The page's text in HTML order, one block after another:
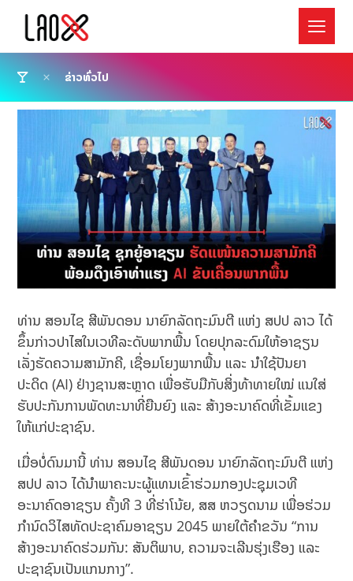
ຂ່າວທົ່ວໄປ
ທ່ານ ສອນໄຊ ສີພັນດອນ ນາຍົກລັດຖະມົນຕີ ແຫ່ງ ສປປ ລາວ ໄດ້
ຂຶ້ນກ່າວປາໄສໃນເວທີລະດັບພາກພື້ນ ໂດຍປຸກລະດົມໃຫ້ອາຊຽນ
ເລັ່ງຮັດຄວາມສາມັກຄີ, ເຊື່ອມໂຍງພາກພື້ນ ແລະ ນຳໃຊ້ປັນຍາ
ປະດິດ (AI) ຢ່າງຊານສະຫຼາດ ເພື່ອຮັບມືກັບສິ່ງທ້າທາຍໃໝ່ ແນໃສ່
ຮັບປະກັນການພັດທະນາທີ່ຍືນຍົງ ແລະ ສ້າງອະນາຄົດທີ່ເຂັ້ມແຂງ
ໃຫ້ແກ່ປະຊາຊົນ.
ເມື່ອບໍ່ດົນມານີ້ ທ່ານ ສອນໄຊ ສີພັນດອນ ນາຍົກລັດຖະມົນຕີ ແຫ່ງ
ສປປ ລາວ ໄດ້ນຳພາຄະນະຜູ້ແທນເຂົ້າຮ່ວມກອງປະຊຸມເວທີ
ອະນາຄົດອາຊຽນ ຄັ້ງທີ 3 ທີ່ຮ່າໂນ້ຍ, ສສ ຫວຽດນາມ ເພື່ອຮ່ວມ
ກຳນົດວິໄສທັດປະຊາຄົມອາຊຽນ 2045 ພາຍໃຕ້ຄໍາຂວັນ “ການ
ສ້າງອະນາຄົດຮ່ວມກັນ: ສັນຕິພາບ, ຄວາມຈະເລີນຮຸ່ງເຮືອງ ແລະ
ປະຊາຊົນເປັນແກນກາງ”.